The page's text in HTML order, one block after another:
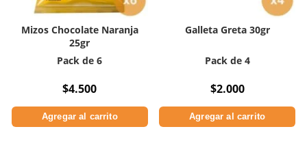
Mizos Chocolate Naranja
25gr
Pack de 6
$4.500
Agregar al carrito
Galleta Greta 30gr
Pack de 4
$2.000
Agregar al carrito